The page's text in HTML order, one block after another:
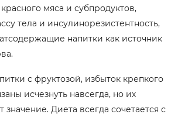
мяса и субпродуктов,
тела и инсулинорезистентность,
напитки как источник
с фруктозой, избыток крепкого
исчезнуть навсегда, но их
значение. Диета всегда сочетается с